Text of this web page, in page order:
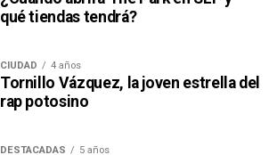
qué tiendas tendrá?
CIUDAD 4 años
Tornillo Vázquez, la joven estrella del
rap potosino
DESTACADAS 5 años